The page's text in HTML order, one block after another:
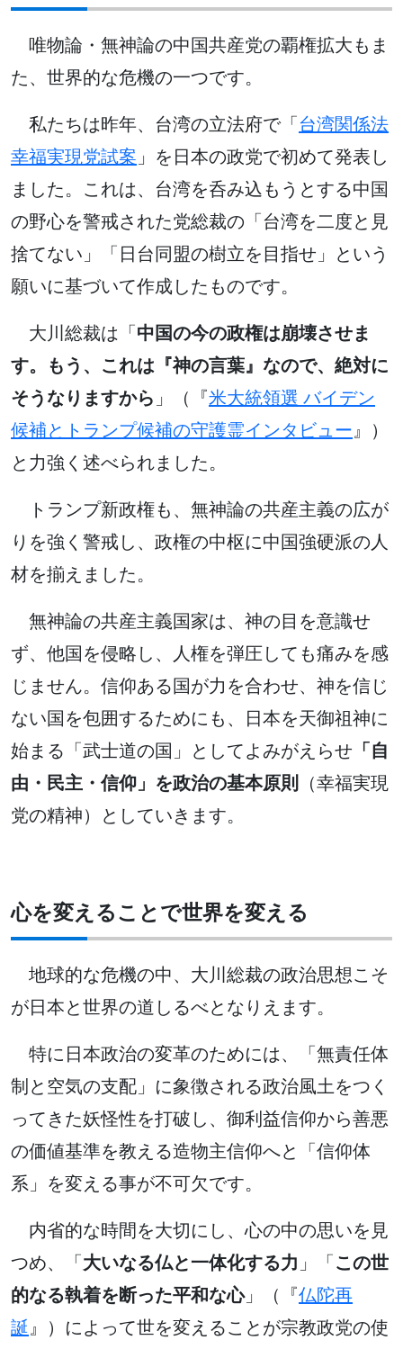
唯物論・無神論の中国共産党の覇権拡大もま
た、世界的な危機の一つです。
私たちは昨年、台湾の立法府で「台湾関係法
幸福実現党試案 」を日本の政党で初めて発表し
ました。これは、台湾を呑み込もうとする中国
の野心を警戒された党総裁の「台湾を二度と見
捨てない」「日台同盟の樹立を目指せ」という
願いに基づいて作成したものです。
大川総裁は「中国の今の政権は崩壊させま
す。もう、これは『神の言葉』なので、絶対に
そうなりますから 」（『米大統領選 バイデン
候補とトランプ候補の守護霊インタビュー 』）
と力強く述べられました。
トランプ新政権も、無神論の共産主義の広が
りを強く警戒し、政権の中枢に中国強硬派の人
材を揃えました。
無神論の共産主義国家は、神の目を意識せ
ず、他国を侵略し、人権を弾圧しても痛みを感
じません。信仰ある国が力を合わせ、神を信じ
ない国を包囲するためにも、日本を天御祖神に
始まる「武士道の国」としてよみがえらせ 「自
由・民主・信仰」を政治の基本原則
（幸福実現
党の精神）としていきます。
心を変えることで世界を変える
地球的な危機の中、大川総裁の政治思想こそ
が日本と世界の道しるべとなりえます。
特に日本政治の変革のためには、「無責任体
制と空気の支配」に象徴される政治風土をつく
ってきた妖怪性を打破し、御利益信仰から善悪
の価値基準を教える造物主信仰へと「信仰体
系」を変える事が不可欠です。
内省的な時間を大切にし、心の中の思いを見
つめ、「 大いなる仏と一体化する力 」「 この世
的なる執着を断った平和な心」（『仏陀再
誕 』）によって世を変えることが宗教政党の使